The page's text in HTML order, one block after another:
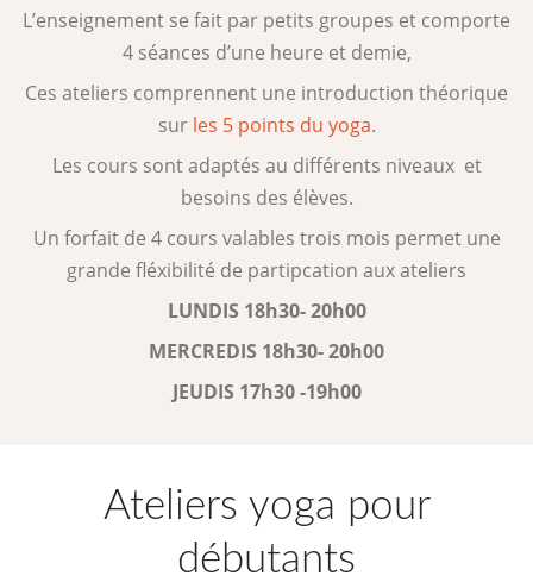
L’enseignement se fait par petits groupes et comporte
4 séances d’une heure et demie,
Ces ateliers comprennent une introduction théorique
sur les 5 points du yoga.
Les cours sont adaptés au différents niveaux et
besoins des élèves.
Un forfait de 4 cours valables trois mois permet une
grande fléxibilité de partipcation aux ateliers
LUNDIS 18h30- 20h00
MERCREDIS 18h30- 20h00
JEUDIS 17h30 -19h00
Ateliers yoga pour
débutants